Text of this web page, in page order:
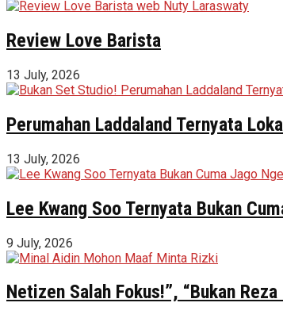
Review Love Barista
13 July, 2026
Perumahan Laddaland Ternyata
13 July, 2026
Lee Kwang Soo Ternyata Bukan
9 July, 2026
Netizen Salah Fokus!”, “Bukan